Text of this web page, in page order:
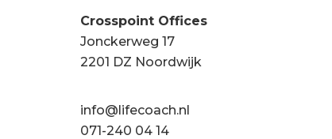
Crosspoint Offices
Jonckerweg 17
2201 DZ Noordwijk
info@lifecoach.nl
071-240 04 14